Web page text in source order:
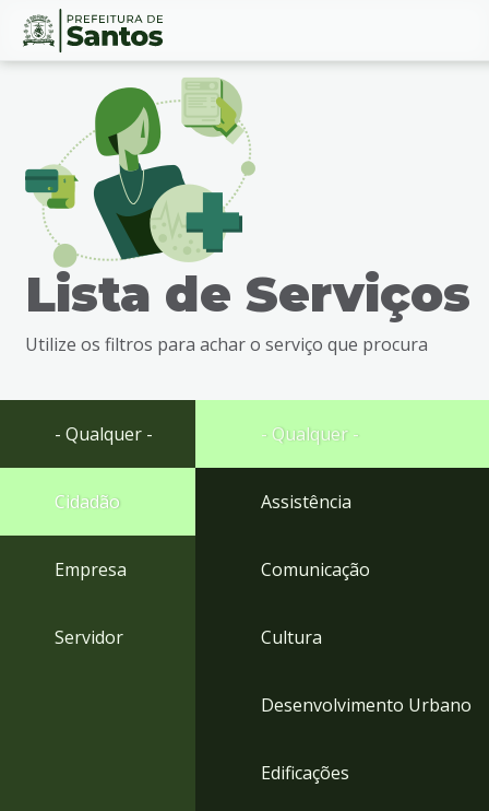
Ir
busca
Ir
rodapé
Conteúdo
Lista de Serviços
Utilize os filtros para achar o serviço que procura
- Qualquer -
Cidadão
Empresa
Servidor
- Qualquer -
Assistência
Comunicação
Cultura
Desenvolvimento Urbano
Edificações